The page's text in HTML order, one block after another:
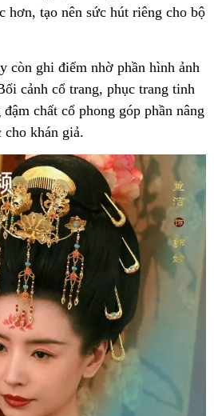
hơn, tạo nên sức hút riêng cho bộ
còn ghi điểm nhờ phần hình ảnh
cảnh cổ trang, phục trang tinh
chất cổ phong góp phần nâng
khán giả.